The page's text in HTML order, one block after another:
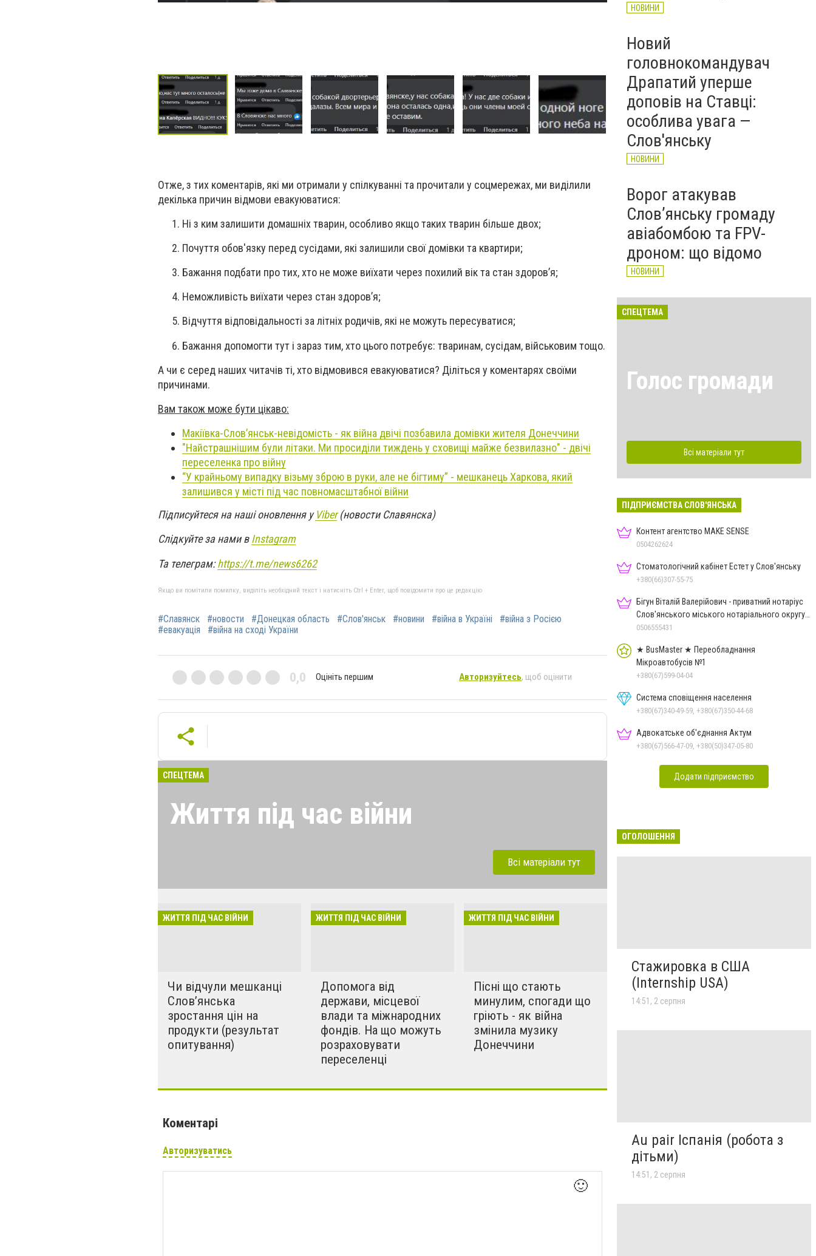
Отже, з тих коментарів, які ми отримали у спілкуванні та прочитали у соцмережах, ми виділили
декілька причин відмови евакуюватися:
Ні з ким залишити домашніх тварин, особливо якщо таких тварин більше двох;
Почуття обов'язку перед сусідами, які залишили свої домівки та квартири;
Бажання подбати про тих, хто не може виїхати через похилий вік та стан здоров’я;
Неможливість виїхати через стан здоров’я;
Відчуття відповідальності за літніх родичів, які не можуть пересуватися;
Бажання допомогти тут і зараз тим, хто цього потребує: тваринам, сусідам, військовим тощо.
А чи є серед наших читачів ті, хто відмовився евакуюватися? Діліться у коментарях своїми
причинами.
Вам також може бути цікаво:
Макіївка-Слов’янськ-невідомість - як війна двічі позбавила домівки жителя Донеччини
"Найстрашнішим були літаки. Ми просиділи тиждень у сховищі майже безвилазно" - двічі
переселенка про війну
“У крайньому випадку візьму зброю в руки, але не бігтиму” - мешканець Харкова, який
залишився у місті під час повномасштабної війни
Підписуйтеся на наші оновлення уViber(новости Славянска)
Слідкуйте за нами вInstagram
Та телеграм:https://t.me/news6262
Якщо ви помітили помилку, виділіть необхідний текст і натисніть Ctrl + Enter, щоб повідомити про це редакцію
#Славянск #новости #Донецкая область #Слов'янськ #новини #війна в Україні
#війна з Росією
#евакуація
#війна на сході України
0,0 Оцініть першим Авторизуйтесь, щоб оцінити
СПЕЦТЕМА
Життя під час війни
Всі матеріали тут
ЖИТТЯ ПІД ЧАС ВІЙНИ
Чи відчули мешканці
Слов’янська
зростання цін на
продукти (результат
опитування)
ЖИТТЯ ПІД ЧАС ВІЙНИ
Допомога від
держави, місцевої
влади та міжнародних
фондів. На що можуть
розраховувати
переселенці
ЖИТТЯ ПІД ЧАС ВІЙНИ
Пісні що стають
минулим, спогади що
гріють - як війна
змінила музику
Донеччини
Коментарі
Авторизуватись
🙂
НОВИНИ
Новий
головнокомандувач
Драпатий уперше
доповів на Ставці:
особлива увага —
Слов'янську
НОВИНИ
Ворог атакував
Слов’янську громаду
авіабомбою та FPV-
дроном: що відомо
НОВИНИ
СПЕЦТЕМА
Голос громади
Всі матеріали тут
ПІДПРИЄМСТВА СЛОВ'ЯНСЬКА
Контент агентство MAKE SENSE
0504262624
Стоматологічний кабінет Естет у Слов'янську
+380(66)307-55-75
Бігун Віталій Валерійович - приватний нотаріус
Слов'янського міського нотаріального округу
Дон.обл.
0506555431
★ BusMaster ★ Переобладнання
Мікроавтобусів №1
+380(67)599-04-04
Система сповіщення населення
+380(67)340-49-59, +380(67)350-44-68
Адвокатське об'єднання Актум
+380(67)566-47-09, +380(50)347-05-80
Додати підприємство
ОГОЛОШЕННЯ
Стажировка в США
(Internship USA)
14:51, 2 серпня
Au pair Іспанія (робота з
дітьми)
14:51, 2 серпня